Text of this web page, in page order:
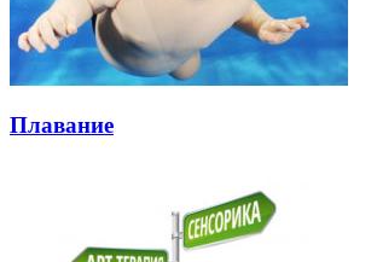
Плавание